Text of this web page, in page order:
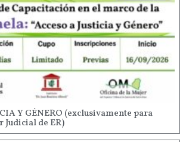
Y GÉNERO (exclusivamente para
Judicial de ER)